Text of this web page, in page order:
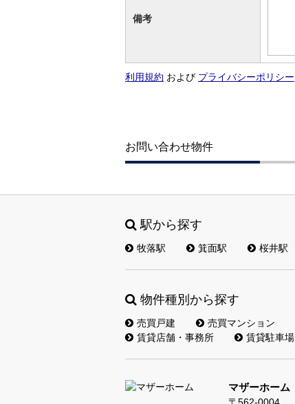
備考
利用規約 および プライバシーポリシー
お問い合わせ物件
駅から探す
牧落駅 箕面駅 桜井駅
物件種別から探す
売買戸建 売買マンション
賃貸店舗・事務所
賃貸駐車場
マザーホーム